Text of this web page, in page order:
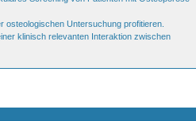
Untersuchung profitieren.
klinisch relevanten Interaktion zwischen